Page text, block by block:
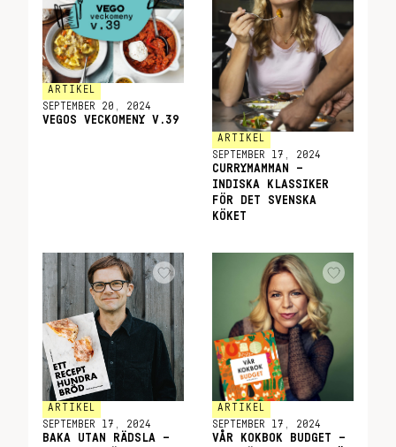
ARTIKEL
SEPTEMBER 20, 2024
VEGOS VECKOMENY V.39
ARTIKEL
SEPTEMBER 17, 2024
CURRYMAMMAN –
INDISKA KLASSIKER
FÖR DET SVENSKA
KÖKET
ARTIKEL
SEPTEMBER 17, 2024
BAKA UTAN RÄDSLA –
ARTIKEL
SEPTEMBER 17, 2024
VÅR KOKBOK BUDGET –